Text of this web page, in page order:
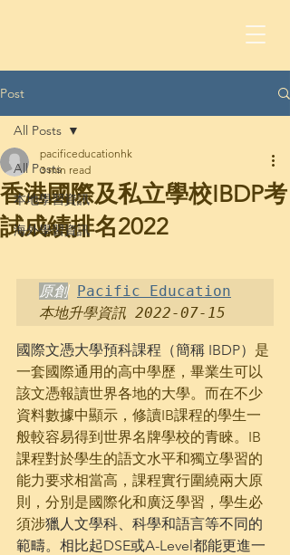
Post
All Posts
本地學習資訊
海外學習資訊
All Posts
香港國際及私立學校IBDP考
試成績排名2022
pacificeducationhk
3 min read
原創 Pacific Education
本地升學資訊 2022-07-15
國際文憑大學預科課程（簡稱 IBDP） 是
一套國際通用的高中學歷，畢業生可以
該文憑報讀世界各地的大學。而在不少
資料數據中顯示，修讀IB課程的學生一
般較容易得到世界名牌學校的青睞。IB
課程對於學生的語文水平和獨立學習的
能力要求相當高，課程實行圍繞兩大原
則，分別是國際化和廣泛學習，學生必
須涉獵人文學科、科學和語言等不同的
範疇。相比起DSE或A-Level都能更進一